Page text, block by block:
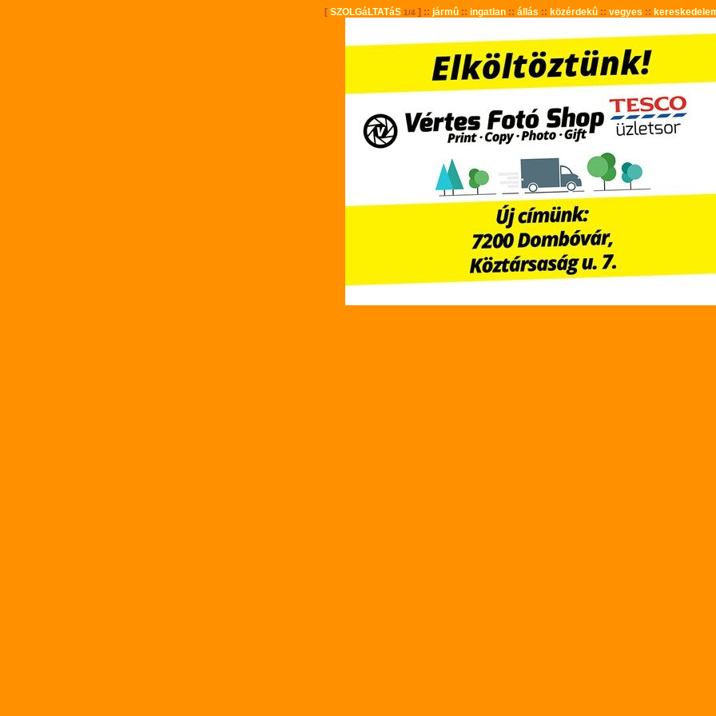
[ SZOLGáLTATáS 1/4] :: jármû:: ingatlan:: állás :: közérdekû:: vegyes ::